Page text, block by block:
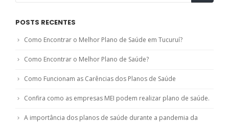
POSTS RECENTES
Como Encontrar o Melhor Plano de Saúde em Tucuruí?
Como Encontrar o Melhor Plano de Saúde?
Como Funcionam as Carências dos Planos de Saúde
Confira como as empresas MEI podem realizar plano de saúde.
A importância dos planos de saúde durante a pandemia da